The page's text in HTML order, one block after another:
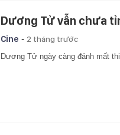
Dương Tử vẫn chưa
Cine - 2 tháng trước
Dương Tử ngày càng đánh mất